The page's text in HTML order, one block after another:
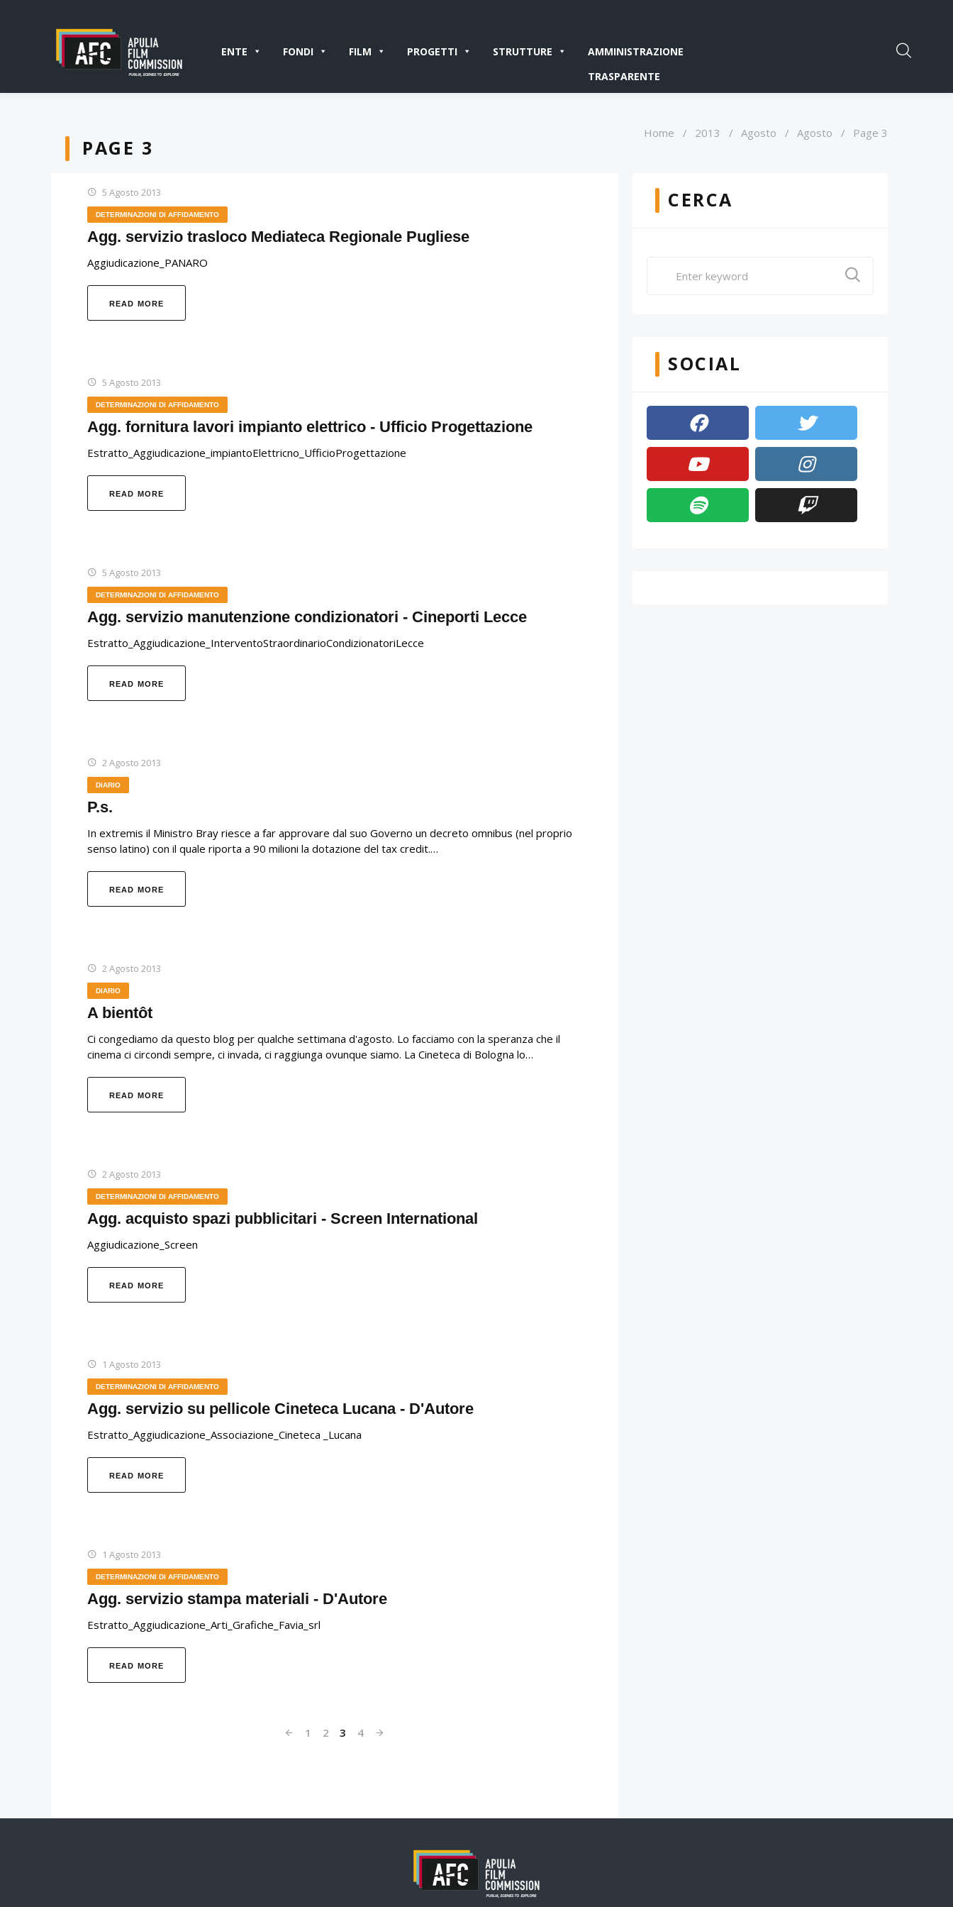
ENTE FONDI FILM PROGETTI STRUTTURE
AMMINISTRAZIONE
TRASPARENTE
PAGE 3
Home / 2013 / Agosto / Agosto / Page 3
5 Agosto 2013
DETERMINAZIONI DI AFFIDAMENTO
Agg. servizio trasloco Mediateca Regionale Pugliese
Aggiudicazione_PANARO
READ MORE
5 Agosto 2013
DETERMINAZIONI DI AFFIDAMENTO
Agg. fornitura lavori impianto elettrico - Ufficio Progettazione
Estratto_Aggiudicazione_impiantoElettricno_UfficioProgettazione
READ MORE
5 Agosto 2013
DETERMINAZIONI DI AFFIDAMENTO
Agg. servizio manutenzione condizionatori - Cineporti Lecce
Estratto_Aggiudicazione_InterventoStraordinarioCondizionatoriLecce
READ MORE
2 Agosto 2013
DIARIO
P.s.
In extremis il Ministro Bray riesce a far approvare dal suo Governo un decreto omnibus (nel proprio
senso latino) con il quale riporta a 90 milioni la dotazione del tax credit.…
READ MORE
2 Agosto 2013
DIARIO
A bientôt
Ci congediamo da questo blog per qualche settimana d'agosto. Lo facciamo con la speranza che il
cinema ci circondi sempre, ci invada, ci raggiunga ovunque siamo. La Cineteca di Bologna lo…
READ MORE
2 Agosto 2013
DETERMINAZIONI DI AFFIDAMENTO
Agg. acquisto spazi pubblicitari - Screen International
Aggiudicazione_Screen
READ MORE
1 Agosto 2013
DETERMINAZIONI DI AFFIDAMENTO
Agg. servizio su pellicole Cineteca Lucana - D'Autore
Estratto_Aggiudicazione_Associazione_Cineteca _Lucana
READ MORE
1 Agosto 2013
DETERMINAZIONI DI AFFIDAMENTO
Agg. servizio stampa materiali - D'Autore
Estratto_Aggiudicazione_Arti_Grafiche_Favia_srl
READ MORE
1 2 3 4
CERCA
SOCIAL